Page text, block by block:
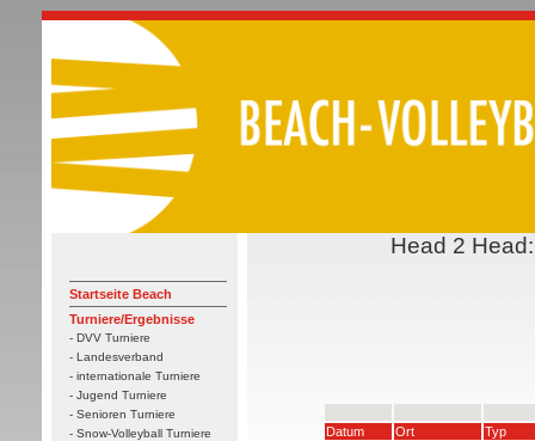
Startseite Beach
Turniere/Ergebnisse
- DVV Turniere
- Landesverband
- internationale Turniere
- Jugend Turniere
- Senioren Turniere
- Snow-Volleyball Turniere
Head 2
Datum Ort
Typ